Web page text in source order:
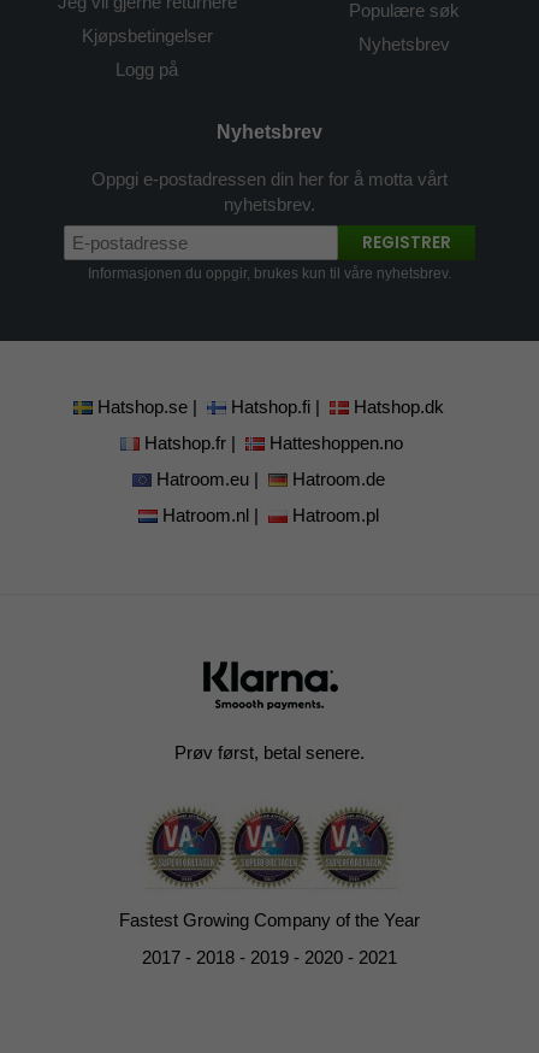
Kjøpsbetingelser
Logg på
Populære søk
Nyhetsbrev
Nyhetsbrev
Oppgi e-postadressen din her for å motta vårt
nyhetsbrev.
REGISTRER
Informasjonen du oppgir, brukes kun til våre nyhetsbrev.
Hatshop.se | Hatshop.fi |
Hatshop.dk
Hatshop.fr|
Hatteshoppen.no
Hatroom.eu |
Hatroom.de
Hatroom.nl | Hatroom.pl
Prøv først, betal senere.
Fastest Growing Company of the Year
2017 - 2018 - 2019 - 2020 - 2021